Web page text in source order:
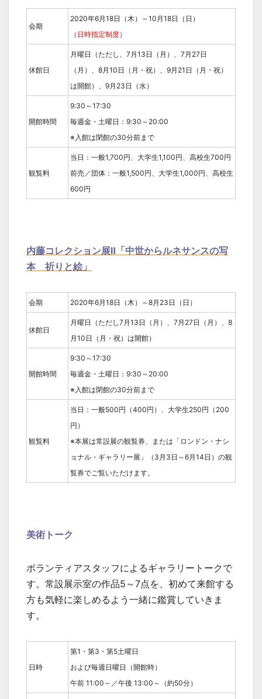
会期
2020年6月18日（木）～10月18日（日）
（日時指定制度）
休館日
月曜日（ただし、7月13日（月）、7月27日
（月）、8月10日（月・祝）、9月21日（月・祝）
は開館）、9月23日（水）
開館時間
9:30～17:30
毎週金・土曜日：9:30～20:00
※入館は閉館の30分前まで
観覧料
当日：一般1,700円、大学生1,100円、高校生700円
前売／団体：一般1,500円、大学生1,000円、高校生
600円
内藤コレクション展Ⅱ「中世からルネサンスの写
本 祈りと絵」
会期 2020年6月18日（木）～8月23日（日）
休館日
月曜日（ただし7月13日（月）、7月27日（月）、8
月10日（月・祝）は開館）
開館時間
9:30～17:30
毎週金・土曜日：9:30～20:00
※入館は閉館の30分前まで
観覧料
当日：一般500円（400円）、大学生250円（200
円）
※本展は常設展の観覧券、または「ロンドン・ナシ
ョナル・ギャラリー展」（3月3日～6月14日）の観
覧券でご覧いただけます。
美術トーク
ボランティアスタッフによるギャラリートークで
す。常設展示室の作品5～7点を、初めて来館する
方も気軽に楽しめるよう一緒に鑑賞していきま
す。
日時
第1・第3・第5土曜日
および毎週日曜日（開館時）
午前 11:00～／午後 13:00～（約50分）